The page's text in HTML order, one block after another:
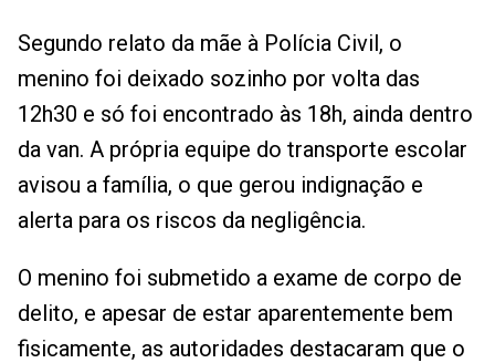
Segundo relato da mãe à Polícia Civil, o
menino foi deixado sozinho por volta das
12h30 e só foi encontrado às 18h, ainda dentro
da van. A própria equipe do transporte escolar
avisou a família, o que gerou indignação e
alerta para os riscos da negligência.
O menino foi submetido a exame de corpo de
delito, e apesar de estar aparentemente bem
fisicamente, as autoridades destacaram que o